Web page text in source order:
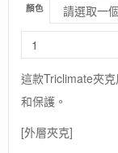
顏色
毛
象
-
美
[The
這款Triclimate夾
和保護。
[外層夾克]